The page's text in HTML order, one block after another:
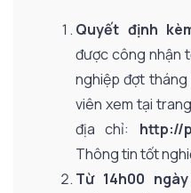
Quyết định
được công nhận
nghiệp đợt
viên xem tại
địa chỉ: http://
Thông tin tốt
Từ 14h00